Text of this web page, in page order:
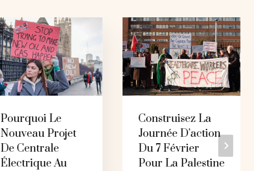
Pourquoi Le
Nouveau Projet
De Centrale
Électrique Au
Construisez La
Journée D’action
Du 7 Février
Pour La Palestine